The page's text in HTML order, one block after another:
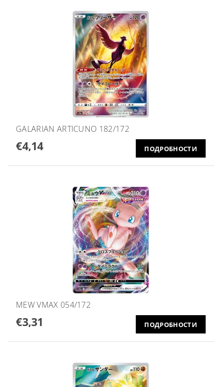
GALARIAN ARTICUNO 182/172
€4,14 ПОДРОБНОСТИ
MEW VMAX 054/172
€3,31 ПОДРОБНОСТИ